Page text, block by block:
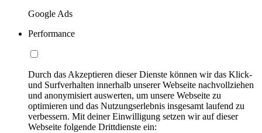
Google Ads
Performance
Durch das Akzeptieren dieser Dienste können wir das Klick-
und Surfverhalten innerhalb unserer Webseite nachvollziehen
und anonymisiert auswerten, um unsere Webseite zu
optimieren und das Nutzungserlebnis insgesamt laufend zu
verbessern. Mit deiner Einwilligung setzen wir auf dieser
Webseite folgende Drittdienste ein: